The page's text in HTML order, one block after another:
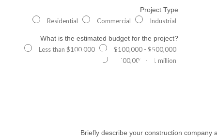
Project Type
Residential
Commercial Industrial
What is the estimated budget for the project?
Less than $100,000
$100,000 - $500,000
$500,000 - $1 million
Briefly describe your construction company
404